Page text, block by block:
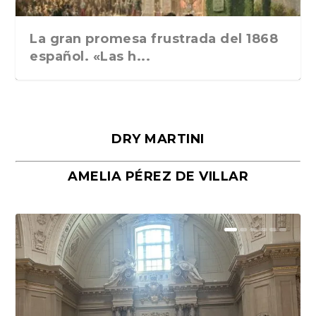
La gran promesa frustrada del 1868
español. «Las h...
Málaga, verso en azul, de Rafael
Porras y Salvador...
«La cocina hebrea. Alimentación
del pueblo judío e...
DRY MARTINI
AMELIA PÉREZ DE VILLAR